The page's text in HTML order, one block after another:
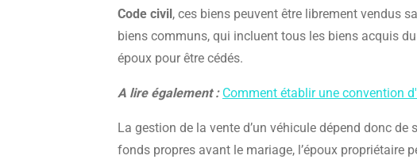
Code civil, ces biens peuvent être librement vendus
biens communs, qui incluent tous les biens acquis
époux pour être cédés.
A lire également : Comment établir une convention
La gestion de la vente d’un véhicule dépend donc
fonds propres avant le mariage, l’époux propriétaire